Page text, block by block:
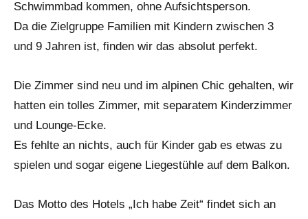
Schwimmbad kommen, ohne Aufsichtsperson.
Da die Zielgruppe Familien mit Kindern zwischen 3
und 9 Jahren ist, finden wir das absolut perfekt.
Die Zimmer sind neu und im alpinen Chic gehalten, wir
hatten ein tolles Zimmer, mit separatem Kinderzimmer
und Lounge-Ecke.
Es fehlte an nichts, auch für Kinder gab es etwas zu
spielen und sogar eigene Liegestühle auf dem Balkon.
Das Motto des Hotels „Ich habe Zeit“ findet sich an